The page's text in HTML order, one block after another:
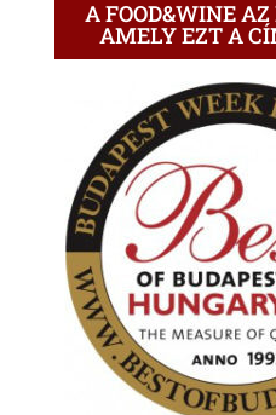
A FOOD&WINE
AMELY EZT A